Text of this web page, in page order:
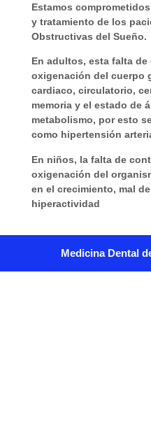
Estamos
y tratamiento de los
Obstructivas del Sueño.
En adultos, esta falta
oxigenación del cuerpo
cardiaco, circulatorio,
memoria y el estado de
metabolismo, por esto
como hipertensión
En niños, la falta de
oxigenación del
en el crecimiento, mal
hiperactividad
Medicina Dental